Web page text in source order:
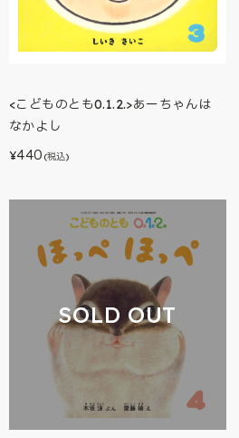
<こどものとも0.1.2.>あーちゃんは
なかよし
¥440 (税込)
SOLD OUT